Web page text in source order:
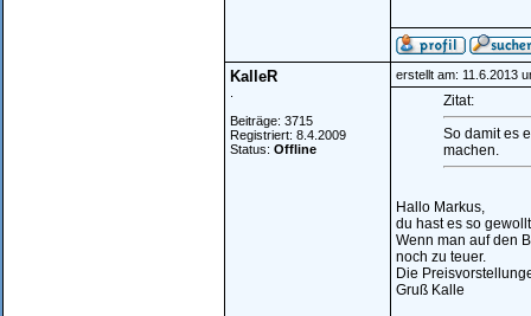
KalleR
Beiträge: 3715
Registriert: 8.4.2009
Status: Offline
erstellt am: 11.6.2013
Zitat:
So damit es
machen.
Hallo Markus,
du hast es so
Wenn man auf den
noch zu teuer.
Die
Gruß Kalle